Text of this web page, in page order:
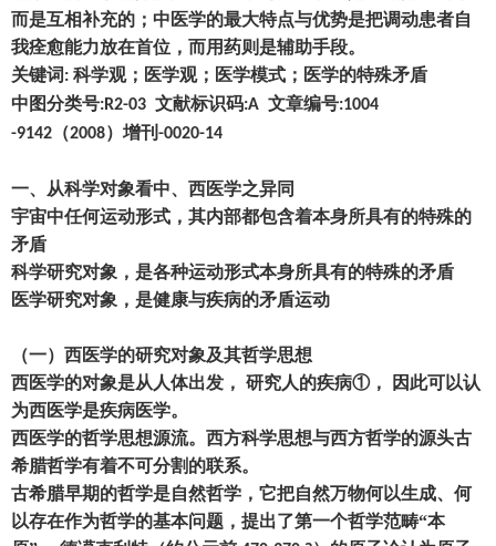
而是互相补充的 ； 中医学的最大特点与优势是把调动患者自
我痊愈能力放在首位 ， 而用药则是辅助手段。
关键词: 科学观； 医学观； 医学模式 ； 医学的特殊矛盾
中图分类号:R2-03 文献标识码:A 文章编号:1004
-9142 （2008） 增刊 -0020-14
一、从科学对象看中、西医学之异同
宇宙中任何运动形式 ， 其内部都包含着本身所具有的特殊的
矛盾
科学研究对象 ， 是各种运动形式本身所具有的特殊的矛盾
医学研究对象 ， 是健康与疾病的矛盾运动
（一） 西医学的研究对象及其哲学思想
西医学的对象是从人体出发 ， 研究人的疾病①，
因此可以认
为西医学是疾病医学。
西医学的哲学思想源流。西方科学思想与西方哲学的源头古
希腊哲学有着不可分割的联系。
古希腊早期的哲学是自然哲学 ， 它把自然万物何以生成、何
以存在作为哲学的基本问题 ， 提出了第一个哲学范畴“本